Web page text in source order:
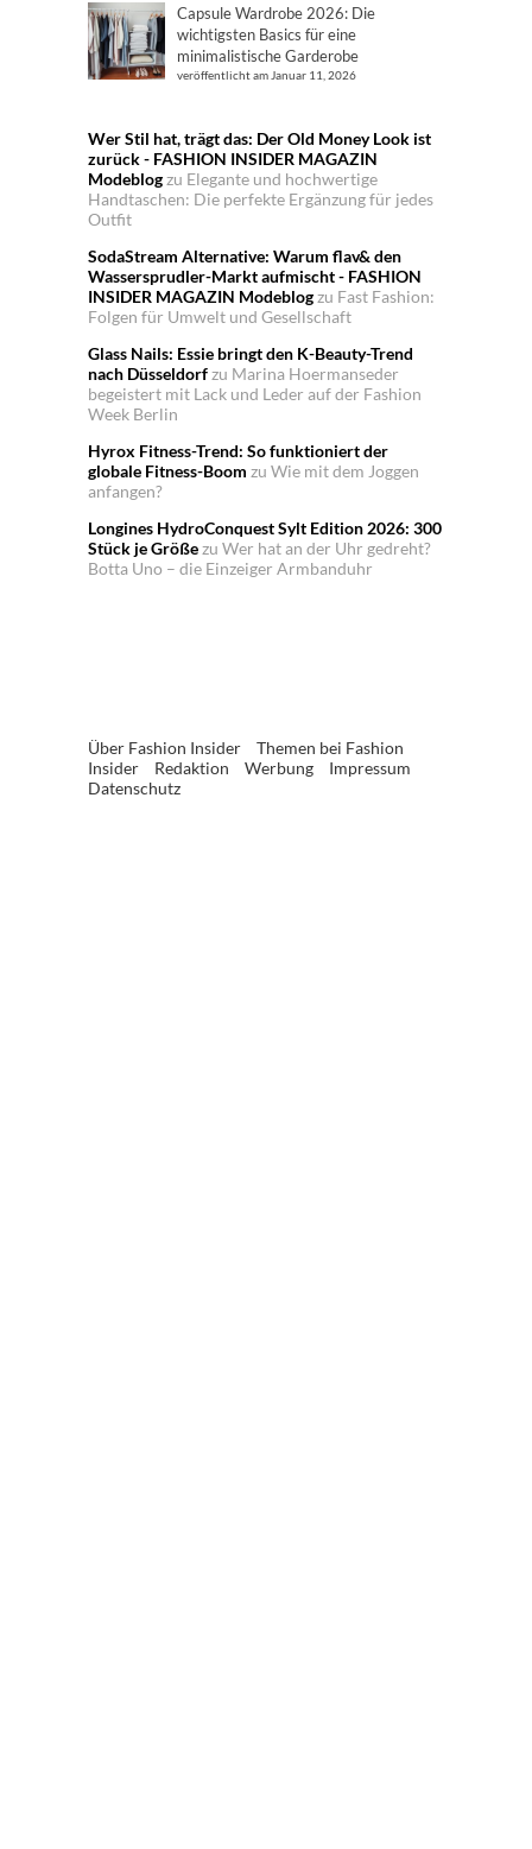
Capsule Wardrobe 2026: Die
wichtigsten Basics für eine
minimalistische Garderobe
veröffentlicht am Januar 11, 2026
Wer Stil hat, trägt das: Der Old Money Look ist
zurück - FASHION INSIDER MAGAZIN
Modeblogzu Elegante und hochwertige
Handtaschen: Die perfekte Ergänzung für jedes
Outfit
SodaStream Alternative: Warum flav& den
Wassersprudler-Markt aufmischt - FASHION
INSIDER MAGAZIN Modeblogzu Fast Fashion:
Folgen für Umwelt und Gesellschaft
Glass Nails: Essie bringt den K-Beauty-Trend
nach Düsseldorfzu Marina Hoermanseder
begeistert mit Lack und Leder auf der Fashion
Week Berlin
Hyrox Fitness-Trend: So funktioniert der
globale Fitness-Boom zu Wie mit dem Joggen
anfangen?
Longines HydroConquest Sylt Edition 2026: 300
Stück je Größezu Wer hat an der Uhr gedreht?
Botta Uno – die Einzeiger Armbanduhr
Über Fashion Insider
Themen bei Fashion
Insider
Redaktion Werbung
Impressum
Datenschutz